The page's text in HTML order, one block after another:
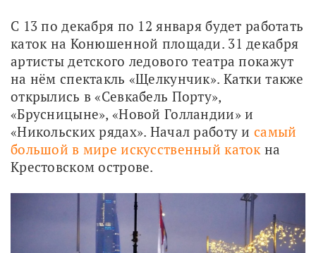
С 13 по декабря по 12 января будет работать
каток на Конюшенной площади. 31 декабря
артисты детского ледового театра покажут
на нём спектакль «Щелкунчик». Катки также
открылись в «Севкабель Порту»,
«Брусницыне», «Новой Голландии» и
«Никольских рядах». Начал работу и самый
большой в мире искусственный каток на
Крестовском острове.